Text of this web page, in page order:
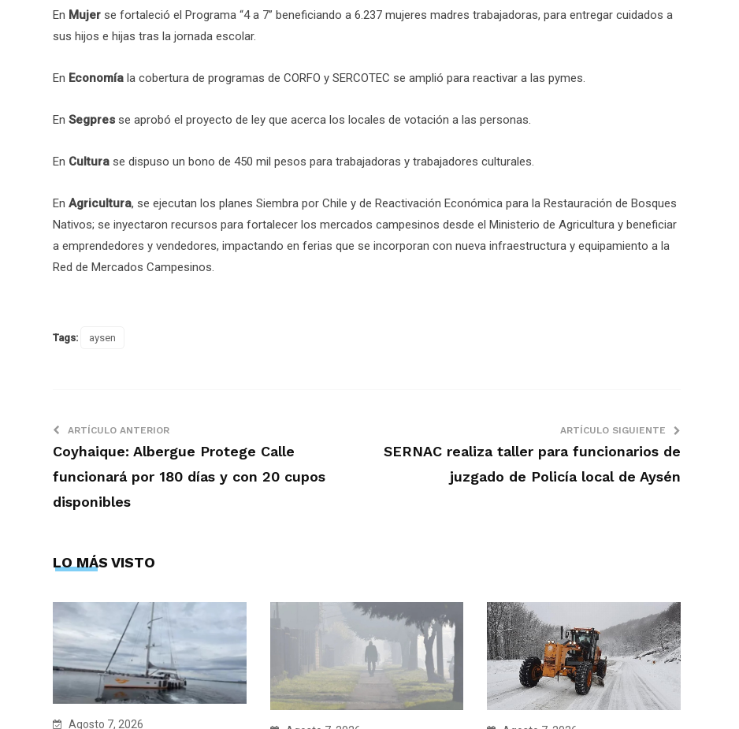
En Mujer se fortaleció el Programa “4 a 7” beneficiando a 6.237 mujeres madres trabajadoras, para entregar cuidados a
sus hijos e hijas tras la jornada escolar.
En Economía la cobertura de programas de CORFO y SERCOTEC se amplió para reactivar a las pymes.
En Segpres se aprobó el proyecto de ley que acerca los locales de votación a las personas.
En Cultura se dispuso un bono de 450 mil pesos para trabajadoras y trabajadores culturales.
En Agricultura, se ejecutan los planes Siembra por Chile y de Reactivación Económica para la Restauración de Bosques
Nativos; se inyectaron recursos para fortalecer los mercados campesinos desde el Ministerio de Agricultura y beneficiar
a emprendedores y vendedores, impactando en ferias que se incorporan con nueva infraestructura y equipamiento a la
Red de Mercados Campesinos.
Tags: aysen
ARTÍCULO ANTERIOR
Coyhaique: Albergue Protege Calle
funcionará por 180 días y con 20 cupos
disponibles
ARTÍCULO SIGUIENTE
SERNAC realiza taller para funcionarios de
juzgado de Policía local de Aysén
LO MÁS VISTO
Agosto 7, 2026